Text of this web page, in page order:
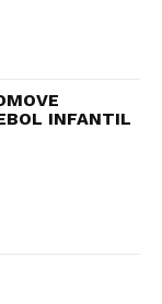
INFANTIL